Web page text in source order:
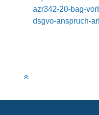
azr342-20-bag-
dsgvo-anspruch-